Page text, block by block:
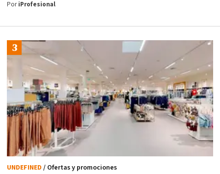
PoriProfesional
UNDEFINED / Ofertas y promociones